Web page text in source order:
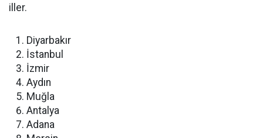
iller.
Diyarbakır
İstanbul
İzmir
Aydın
Muğla
Antalya
Adana